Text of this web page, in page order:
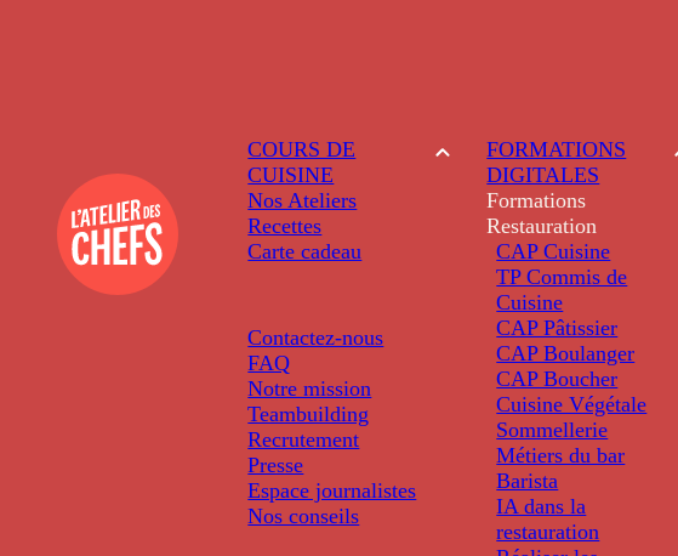
COURS DE
CUISINE
Nos Ateliers
Recettes
Carte cadeau
Contactez-nous
FAQ
Notre mission
Teambuilding
Recrutement
Presse
Espace journalistes
Nos conseils
FORMATIONS
DIGITALES
Formations
Restauration
CAP Cuisine
TP Commis de
Cuisine
CAP Pâtissier
CAP Boulanger
CAP Boucher
Cuisine Végétale
Sommellerie
Métiers du bar
Barista
IA dans la
restauration